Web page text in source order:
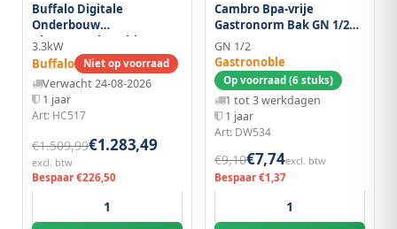
Buffalo Digitale
Onderbouw
Glazenspoelmachine Met
Afvoerpomp 400 mm
Mand 3,3 kW
3.3kW
Buffalo Niet op voorraad
Verwacht 24-08-2026
1 jaar
Art: HC517
€1.509,99€1.283,49
excl. btw
Bespaar €226,50
Cambro Bpa-vrije
Gastronorm Bak GN 1/2
65mm
GN 1/2
Gastronoble
Op voorraad (6 stuks)
1 tot 3 werkdagen
1 jaar
Art: DW534
€9,10€7,74excl. btw
Bespaar €1,37